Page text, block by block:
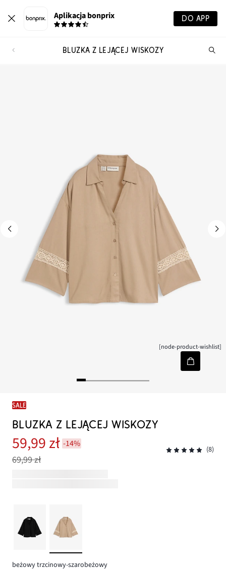
Aplikacja bonprix DO APP
BLUZKA Z LEJĄCEJ WISKOZY
[node-product-wishlist]
SALE
BLUZKA Z LEJĄCEJ WISKOZY
59,99 zł -14%
69,99 zł
(8)
beżowy trzcinowy-szarobeżowy